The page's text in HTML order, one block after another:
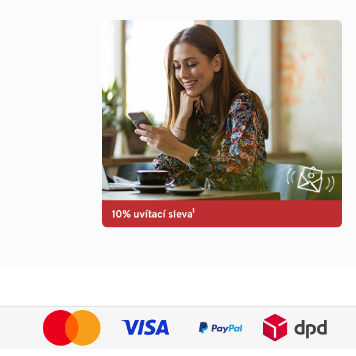
10% uvítací sleva¹